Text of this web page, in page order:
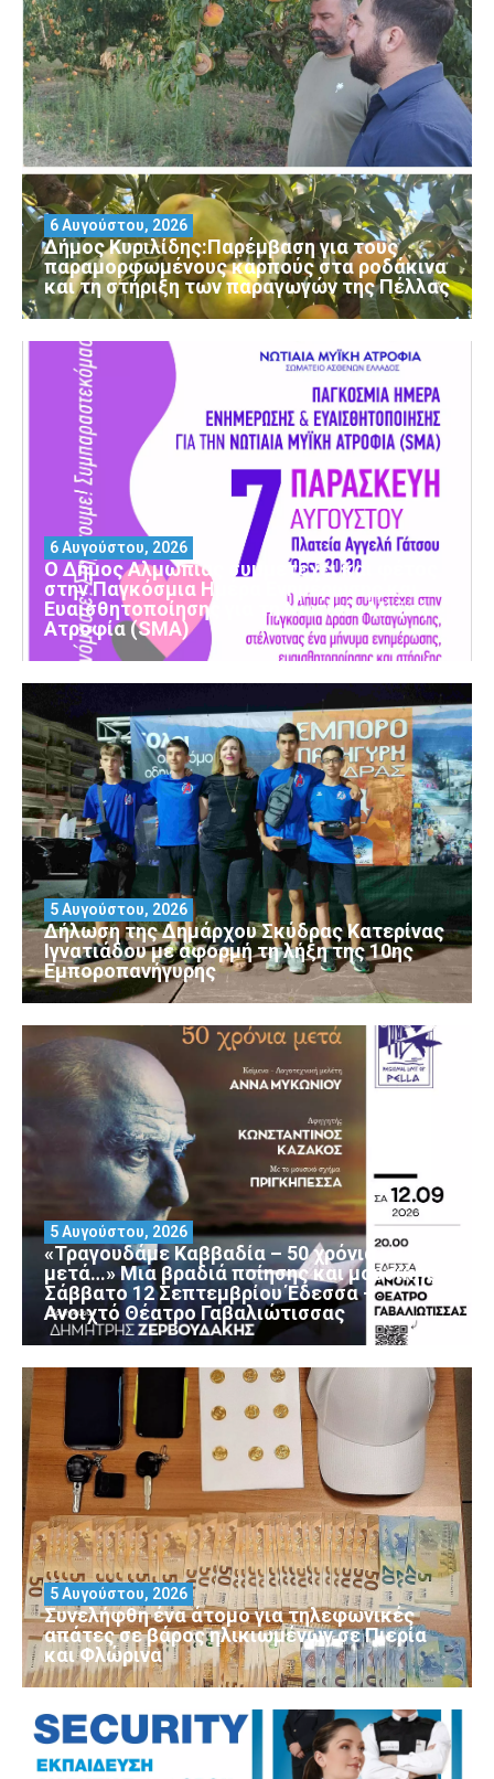
Δήμος Κυριλίδης:Παρέμβαση για τους
παραμορφωμένους καρπούς στα ροδάκινα
και τη στήριξη των παραγωγών της Πέλλας
6 Αυγούστου, 2026
Ο Δήμος Αλμωπίας συμμετέχει και φέτος
στην Παγκόσμια Ημέρα Ενημέρωσης και
Ευαισθητοποίησης για τη Νωτιαία Μυϊκή
Ατροφία (SMA)
6 Αυγούστου, 2026
Δήλωση της Δημάρχου Σκύδρας Κατερίνας
Ιγνατιάδου με αφορμή τη λήξη της 10ης
Εμποροπανήγυρης
5 Αυγούστου, 2026
«Τραγουδάμε Καββαδία – 50 χρόνια
μετά…» Μια βραδιά ποίησης και μουσικής
Σάββατο 12 Σεπτεμβρίου Έδεσσα –
Ανοιχτό Θέατρο Γαβαλιώτισσας
5 Αυγούστου, 2026
Συνελήφθη ένα άτομο για τηλεφωνικές
απάτες σε βάρος ηλικιωμένων σε Πιερία
και Φλώρινα
5 Αυγούστου, 2026